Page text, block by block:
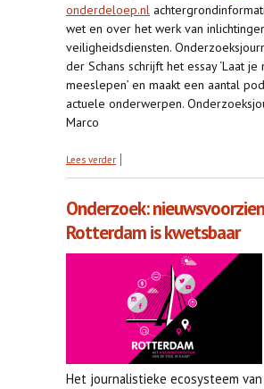
onderdeloep.nl
wet en over het werk van
veiligheidsdiensten.
der Schans schrijft het essay ‘Laat je
meeslepen’ en maakt een aantal
actuele onderwerpen.
Marco
Lees verder over Lokaal onderzoek RID
Onderzoek:
Rotterdam is kwetsbaar
Het journalistieke ecosysteem